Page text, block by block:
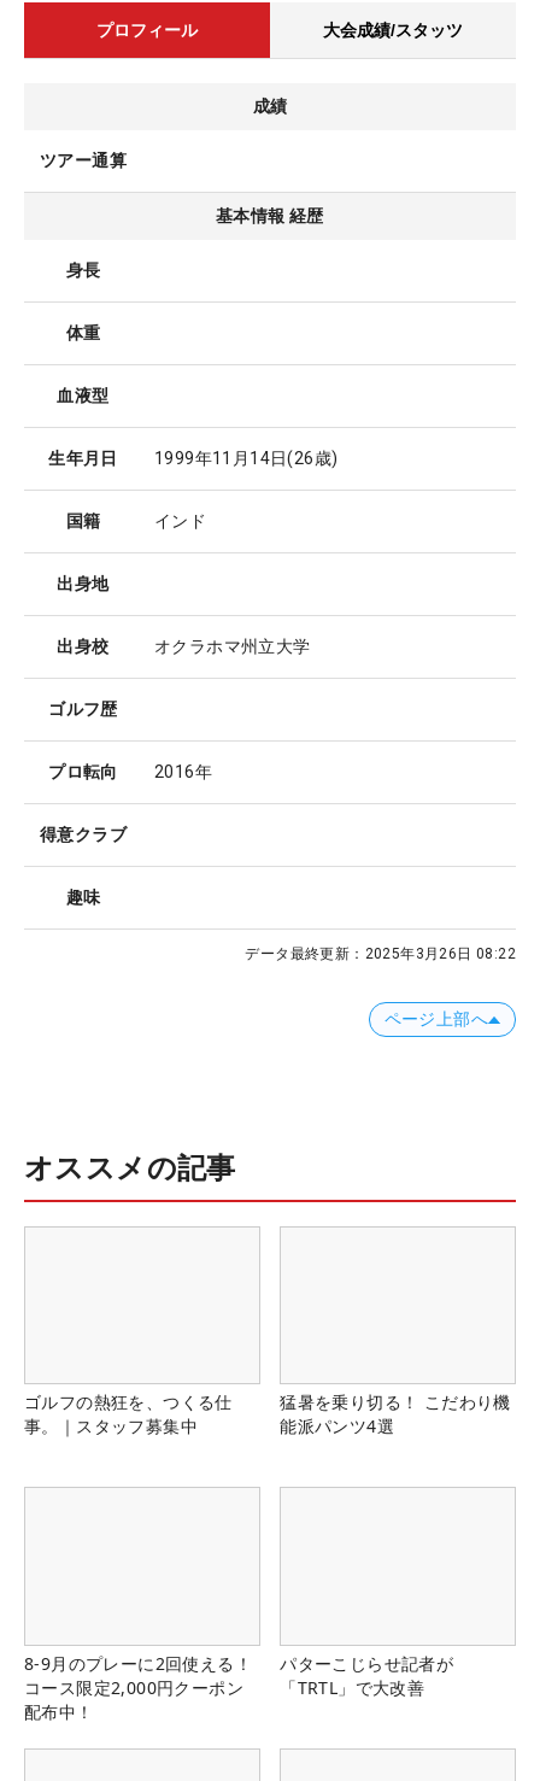
プロフィール 大会成績/スタッツ
成績
ツアー通算
基本情報 経歴
身長
体重
血液型
生年月日 1999年11月14日(26歳)
国籍 インド
出身地
出身校 オクラホマ州立大学
ゴルフ歴
プロ転向 2016年
得意クラブ
趣味
データ最終更新： 2025年3月26日 08:22
ページ上部へ
オススメの記事
ゴルフの熱狂を、つくる仕
事。｜スタッフ募集中
猛暑を乗り切る！ こだわり機
能派パンツ4選
8-9月のプレーに2回使える！
コース限定2,000円クーポン
配布中！
パターこじらせ記者が
「TRTL」で大改善